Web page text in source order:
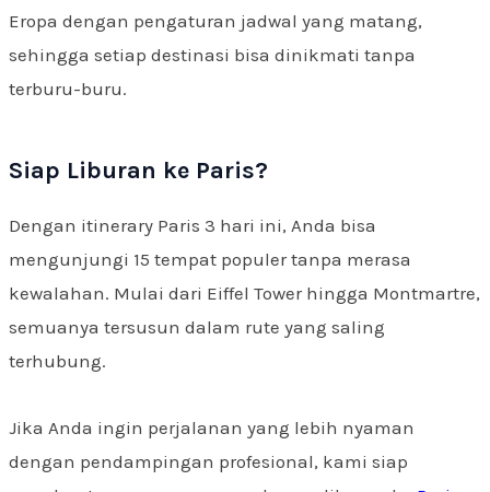
Eropa dengan pengaturan jadwal yang matang,
sehingga setiap destinasi bisa dinikmati tanpa
terburu-buru.
Siap Liburan ke Paris?
Dengan itinerary Paris 3 hari ini, Anda bisa
mengunjungi 15 tempat populer tanpa merasa
kewalahan. Mulai dari Eiffel Tower hingga Montmartre,
semuanya tersusun dalam rute yang saling
terhubung.
Jika Anda ingin perjalanan yang lebih nyaman
dengan pendampingan profesional, kami siap